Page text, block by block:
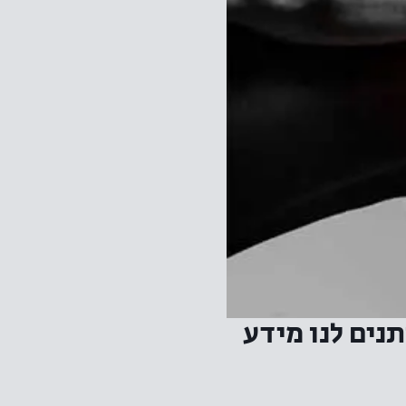
לנו מידע